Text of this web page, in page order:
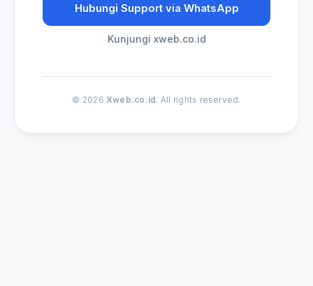
Hubungi Support via WhatsApp
Kunjungi xweb.co.id
© 2026 Xweb.co.id. All rights reserved.